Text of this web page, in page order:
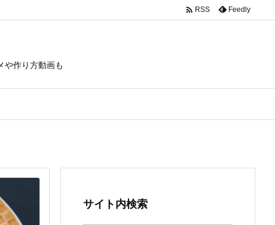
や作り方動画も
 RSS Feedly
サイト内検索